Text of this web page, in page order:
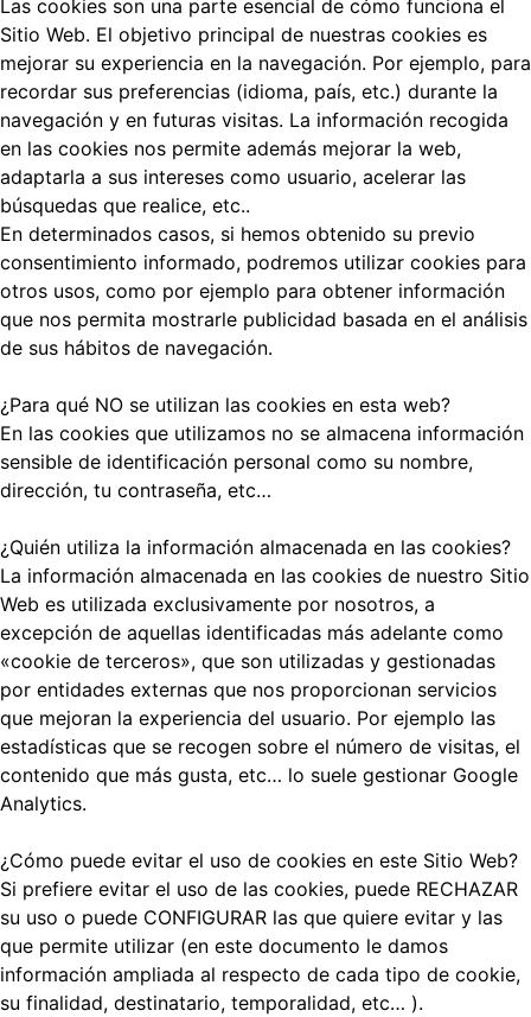
Las cookies son una parte esencial de cómo funciona el
Sitio Web. El objetivo principal de nuestras cookies es
mejorar su experiencia en la navegación. Por ejemplo, para
recordar sus preferencias (idioma, país, etc.) durante la
navegación y en futuras visitas. La información recogida
en las cookies nos permite además mejorar la web,
adaptarla a sus intereses como usuario, acelerar las
búsquedas que realice, etc..
En determinados casos, si hemos obtenido su previo
consentimiento informado, podremos utilizar cookies para
otros usos, como por ejemplo para obtener información
que nos permita mostrarle publicidad basada en el análisis
de sus hábitos de navegación.
¿Para qué NO se utilizan las cookies en esta web?
En las cookies que utilizamos no se almacena información
sensible de identificación personal como su nombre,
dirección, tu contraseña, etc…
¿Quién utiliza la información almacenada en las cookies?
La información almacenada en las cookies de nuestro Sitio
Web es utilizada exclusivamente por nosotros, a
excepción de aquellas identificadas más adelante como
«cookie de terceros», que son utilizadas y gestionadas
por entidades externas que nos proporcionan servicios
que mejoran la experiencia del usuario. Por ejemplo las
estadísticas que se recogen sobre el número de visitas, el
contenido que más gusta, etc… lo suele gestionar Google
Analytics.
¿Cómo puede evitar el uso de cookies en este Sitio Web?
Si prefiere evitar el uso de las cookies, puede RECHAZAR
su uso o puede CONFIGURAR las que quiere evitar y las
que permite utilizar (en este documento le damos
información ampliada al respecto de cada tipo de cookie,
su finalidad, destinatario, temporalidad, etc… ).